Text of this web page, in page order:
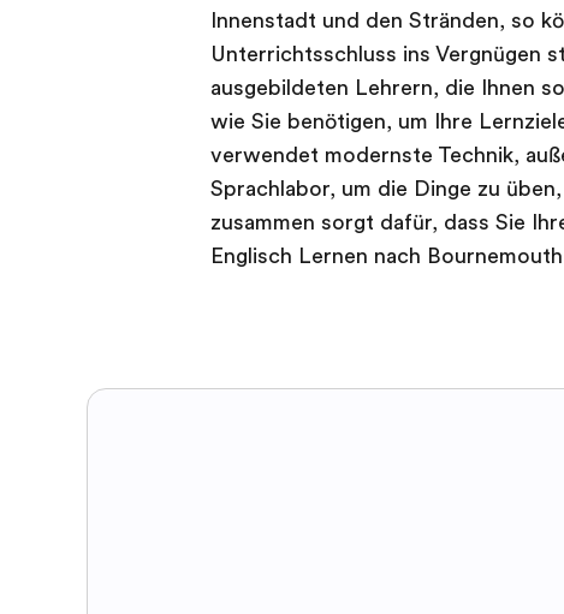
Innenstadt und den Stränden, so
Unterrichtsschluss ins Vergnügen
ausgebildeten Lehrern, die Ihnen
wie Sie benötigen, um Ihre
verwendet modernste Technik,
Sprachlabor, um die Dinge zu
zusammen sorgt dafür, dass Sie
Englisch Lernen nach